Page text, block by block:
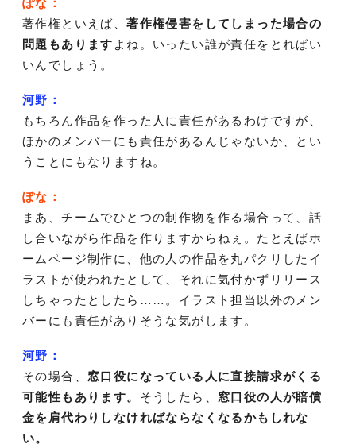
ぽな：
著作権といえば、著作権侵害をしてしまった場合の
問題もあります よね。いったい誰が責任をとればい
いんでしょう。
河野：
もちろん作品を作った人に責任があるわけですが、
ほかのメンバーにも責任があるんじゃないか、とい
うことにもなりますね。
ぽな：
まあ、チームでひとつの制作物を作る場合って、話
し合いながら作品を作りますからねぇ。たとえばホ
ームページ制作に、他の人の作品を丸パクリしたイ
ラストが使われたとして、それに気付かずリリース
しちゃったとしたら……。イラスト担当以外のメン
バーにも責任がありそうな気がします。
河野：
その場合、 窓口役になっている人に直接請求がくる
可能性もあります。 そうしたら、 窓口役の人が賠償
金を肩代わりしなければならなくなるかもしれな
い。